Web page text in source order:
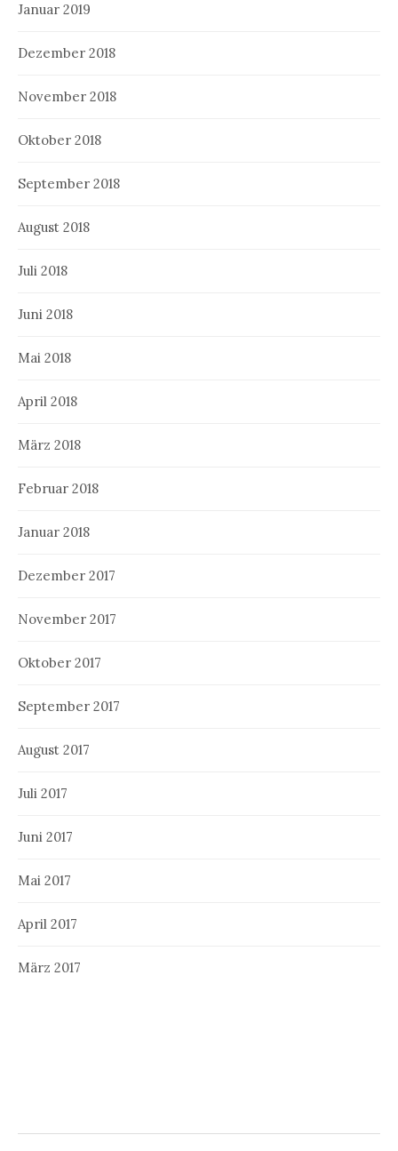
Januar 2019
Dezember 2018
November 2018
Oktober 2018
September 2018
August 2018
Juli 2018
Juni 2018
Mai 2018
April 2018
März 2018
Februar 2018
Januar 2018
Dezember 2017
November 2017
Oktober 2017
September 2017
August 2017
Juli 2017
Juni 2017
Mai 2017
April 2017
März 2017